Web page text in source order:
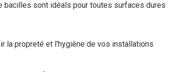
bacilles sont idéals pour toutes surfaces dures
la propreté et l'hygiène de vos installations